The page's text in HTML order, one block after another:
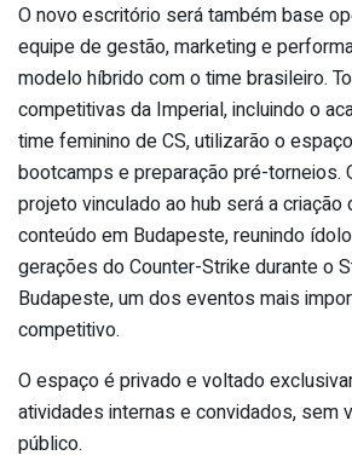
O novo escritório será também base
equipe de gestão, marketing e
modelo híbrido com o time brasileiro.
competitivas da Imperial, incluindo o
time feminino de CS, utilizarão o
bootcamps e preparação pré-torneios.
projeto vinculado ao hub será a criação
conteúdo em Budapeste, reunindo
gerações do Counter-Strike durante o
Budapeste, um dos eventos mais
competitivo.
O espaço é privado e voltado
atividades internas e convidados, sem
público.